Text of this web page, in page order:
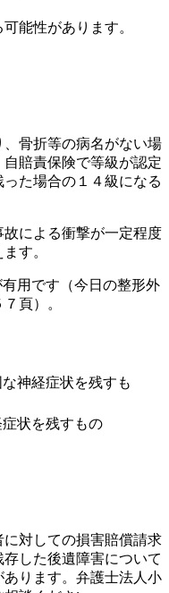
能性があります。
骨折等の病名がない場
賠責保険で等級が認定
た場合の１４級になる
による衝撃が一定程度
す。
用です（今日の整形外
頁）。
神経症状を残すも
状を残すもの
対しての損害賠償請求
した後遺障害について
ります。弁護士法人小